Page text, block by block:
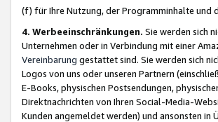
(f) für Ihre Nutzung, der Programminhalte und
4. Werbeeinschränkungen. Sie werden sich
Unternehmen oder in Verbindung mit einer
Vereinbarung gestattet sind. Sie werden sich
Logos von uns oder unseren Partnern
E-Books, physischen Postsendungen,
Direktnachrichten von Ihren Social-Media-
Kunden angemeldet werden) und ansonsten